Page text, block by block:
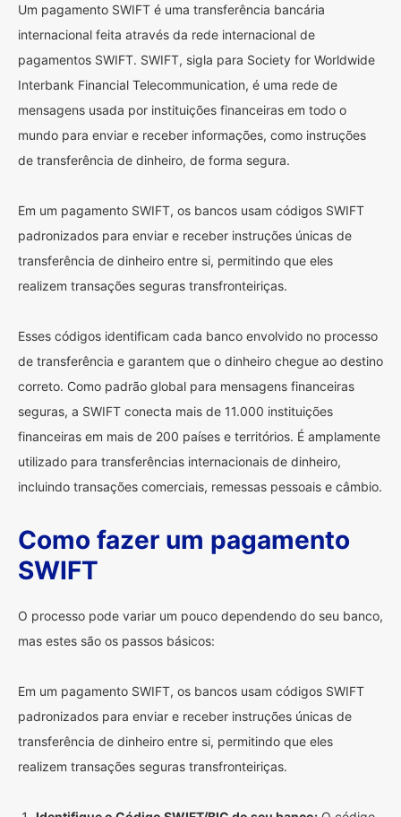
Um pagamento SWIFT é uma transferência bancária
internacional feita através da rede internacional de
pagamentos SWIFT. SWIFT, sigla para Society for Worldwide
Interbank Financial Telecommunication, é uma rede de
mensagens usada por instituições financeiras em todo o
mundo para enviar e receber informações, como instruções
de transferência de dinheiro, de forma segura.
Em um pagamento SWIFT, os bancos usam códigos SWIFT
padronizados para enviar e receber instruções únicas de
transferência de dinheiro entre si, permitindo que eles
realizem transações seguras transfronteiriças.
Esses códigos identificam cada banco envolvido no processo
de transferência e garantem que o dinheiro chegue ao destino
correto. Como padrão global para mensagens financeiras
seguras, a SWIFT conecta mais de 11.000 instituições
financeiras em mais de 200 países e territórios. É amplamente
utilizado para transferências internacionais de dinheiro,
incluindo transações comerciais, remessas pessoais e câmbio.
Como fazer um pagamento
SWIFT
O processo pode variar um pouco dependendo do seu banco,
mas estes são os passos básicos:
Em um pagamento SWIFT, os bancos usam códigos SWIFT
padronizados para enviar e receber instruções únicas de
transferência de dinheiro entre si, permitindo que eles
realizem transações seguras transfronteiriças.